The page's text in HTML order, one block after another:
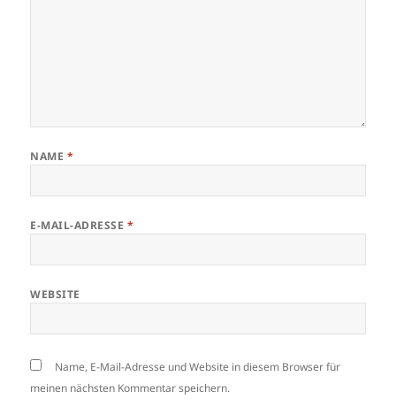
NAME *
E-MAIL-ADRESSE *
WEBSITE
Name, E-Mail-Adresse und Website in diesem Browser für
meinen nächsten Kommentar speichern.